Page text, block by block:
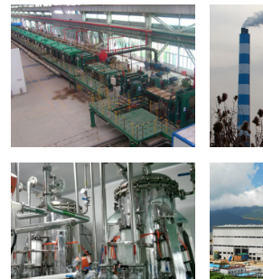
酸洗行业
制药行业